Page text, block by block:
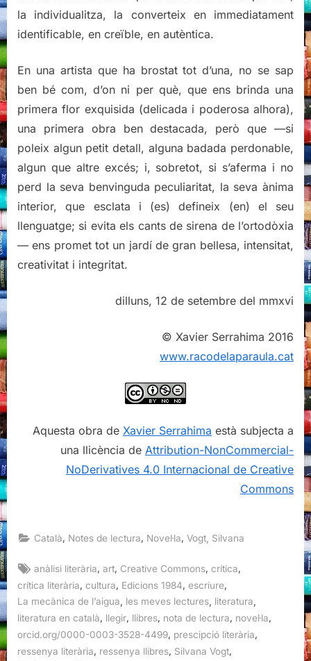
la individualitza, la converteix en immediatament
identificable, en creïble, en autèntica.
En una artista que ha brostat tot d’una, no se sap
ben bé com, d’on ni per què, que ens brinda una
primera flor exquisida (delicada i poderosa alhora),
una primera obra ben destacada, però que —si
poleix algun petit detall, alguna badada perdonable,
algun que altre excés; i, sobretot, si s’aferma i no
perd la seva benvinguda peculiaritat, la seva ànima
interior, que esclata i (es) defineix (en) el seu
llenguatge; si evita els cants de sirena de l’ortodòxia
— ens promet tot un jardí de gran bellesa, intensitat,
creativitat i integritat.
dilluns, 12 de setembre del mmxvi
© Xavier Serrahima 2016
www.racodelaparaula.cat
Aquesta obra de Xavier Serrahima està subjecta a
una llicència de Attribution-NonCommercial-
NoDerivatives 4.0 Internacional de Creative
Commons
Català Notes de lectura Novel·la ,Vogt, Silvana
Tags:
anàlisi literària ,art Creative Commons ,crítica
crítica literària cultura Edicions 1984 escriure
La mecànica de l’aigua
les meves lectures literatura
literatura en català, llegir, llibres, nota de lectura, novel·la,
orcid.org/0000-0003-3528-4499 prescipció literària
ressenya literària
ressenya llibres Silvana Vogt